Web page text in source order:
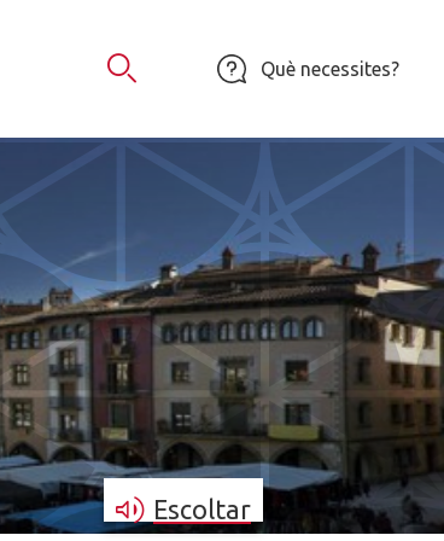
Obrir Cercador
Què necessites?
Escoltar